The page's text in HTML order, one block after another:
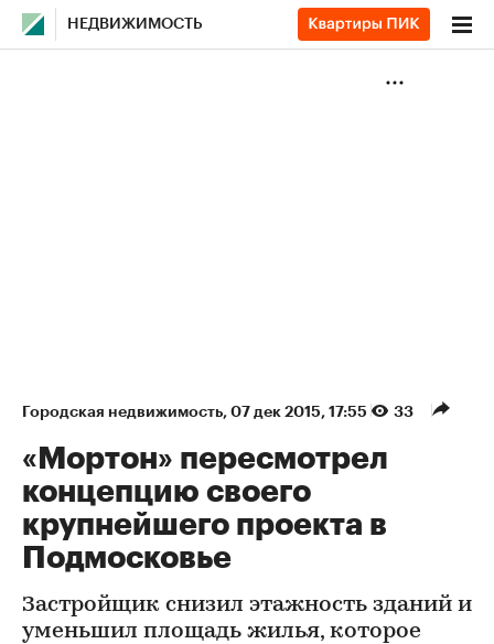
НЕДВИЖИМОСТЬ
Городская недвижимость⁠, 07 дек 2015, 17:55 33
«Мортон» пересмотрел
концепцию своего
крупнейшего проекта в
Подмосковье
Застройщик снизил этажность зданий и
уменьшил площадь жилья, которое